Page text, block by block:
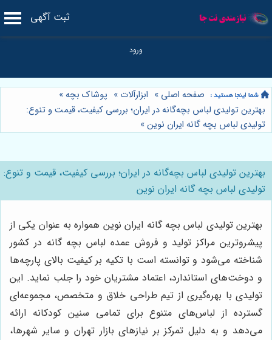
ثبت آگهی
صفحه اصلی » ابزارآلات » پوشاک بچه»
بهترین تولیدی لباس بچه‌گانه در ایران؛ بررسی کیفیت، قیمت و تنوع:
تولیدی لباس بچه گانه ایران نوین»
بهترین تولیدی لباس بچه‌گانه در ایران؛ بررسی کیفیت، قیمت و تنوع:
تولیدی لباس بچه گانه ایران نوین
بهترین تولیدی لباس بچه گانه ایران نوین همواره به عنوان یکی از
پیشروترین مراکز تولید و فروش عمده لباس بچه گانه در کشور
شناخته می‌شود و توانسته است با تکیه بر کیفیت بالای پارچه‌ها
و دوخت‌های استاندارد، اعتماد مشتریان خود را جلب نماید. این
تولیدی با بهره‌گیری از تیم طراحی خلاق و متخصص، مجموعه‌ای
گسترده از لباس‌های متنوع برای تمامی سنین کودکانه ارائه
می‌دهد و به دلیل تمرکز بر نیازهای بازار تهران و سایر شهرها،